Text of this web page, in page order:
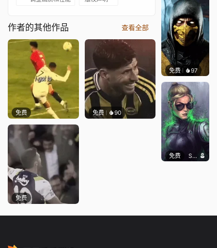
作者的其他作品 查看全部
免费 免费 90
免费
免费 97
免费 SomethingEPIC